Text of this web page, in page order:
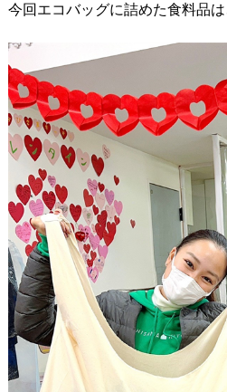
今回エコバッグに詰めた食料品は